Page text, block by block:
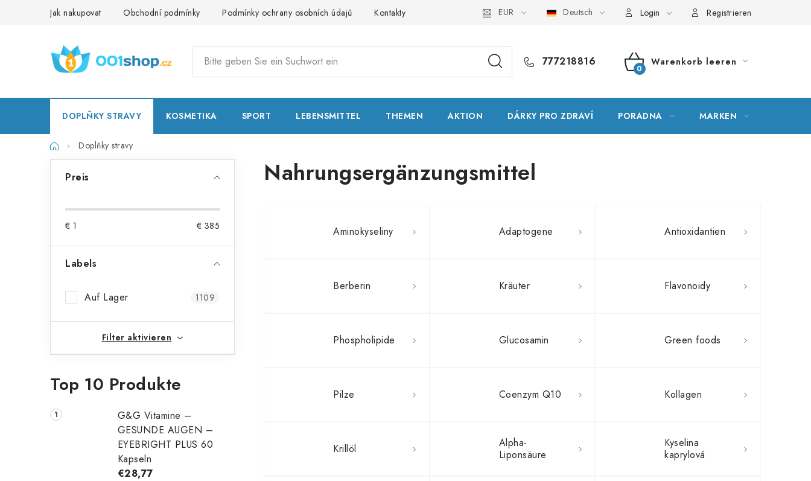
Jak nakupovat Obchodní podmínky Podmínky ochrany osobních údajů Kontakty Natural Health Store Glossar der Fachbegriffe Server Map Meine Bestellung
EUR Deutsch Login Registrieren
777218816
WARENKORB
Warenkorb leeren
DOPLŇKY STRAVY KOSMETIKA SPORT LEBENSMITTEL THEMEN AKTION DÁRKY PRO ZDRAVÍ PORADNA MARKEN
StartseiteDoplňky stravy
t
e
i
s
t
e
Preis
€ 1 € 385
Labels
Auf Lager 1109
Filter aktivieren
Top 10 Produkte
G&G Vitamine –
GESUNDE AUGEN –
EYEBRIGHT PLUS 60
Kapseln
€28,77
Nahrungsergänzungsmittel
Aminokyseliny Adaptogene Antioxidantien
Berberin Kräuter Flavonoidy
Phospholipide Glucosamin Green foods
Pilze Coenzym Q10 Kollagen
Krillöl
Alpha-
Liponsäure
Kyselina
kaprylová